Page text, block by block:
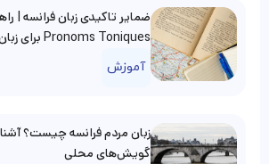
Pronoms Toniques برای زبان‌آموزان
آموزش
زبان مردم فرانسه چیست؟
گویش‌های محلی